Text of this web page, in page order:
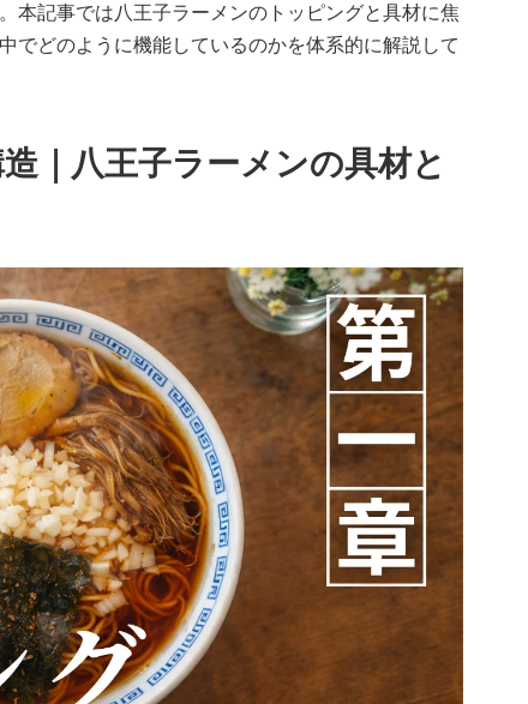
本記事では八王子ラーメンのトッピングと具材に焦
でどのように機能しているのかを体系的に解説して
｜八王子ラーメンの具材と